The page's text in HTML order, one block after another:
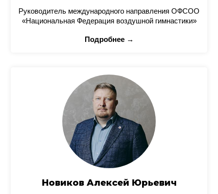
Руководитель международного направления ОФСОО
«Национальная Федерация воздушной гимнастики»
Подробнее →
Новиков Алексей Юрьевич